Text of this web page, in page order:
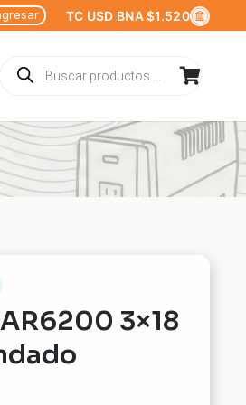
TC USD BNA $1.520
Búsqueda
de
3×18